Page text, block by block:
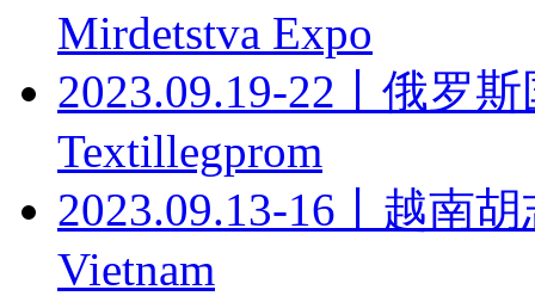
Mirdetstva Expo
2023.09.19-22丨俄罗
Textillegprom
2023.09.13-16丨越南
Vietnam